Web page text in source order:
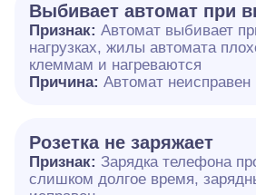
Выбивает автомат при
Признак: Автомат выбивает
нагрузках, жилы автомата
клеммам и нагреваются
Причина: Автомат неисправен
Розетка не заряжает
Признак: Зарядка телефона
слишком долгое время,